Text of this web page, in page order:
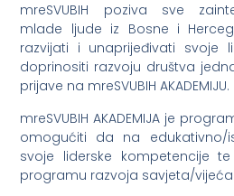
mreSVUBIH poziva sve
mlade ljude iz Bosne i
razvijati i unaprijeđivati svoje
doprinositi razvoju društva
prijave na mreSVUBIH AKADEMIJU.
mreSVUBIH AKADEMIJA je
omogućiti da na edukativno/
svoje liderske kompetencije
programu razvoja savjeta/vijeća